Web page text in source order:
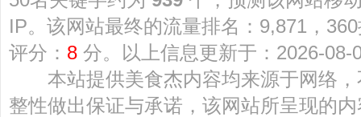
IP。该网站最终的流量排名：9,871，
评分： 8 分。以上信息更新于：2026-08-
本站提供美食杰内容均来源于网络，
整性做出保证与承诺，该网站所呈现的